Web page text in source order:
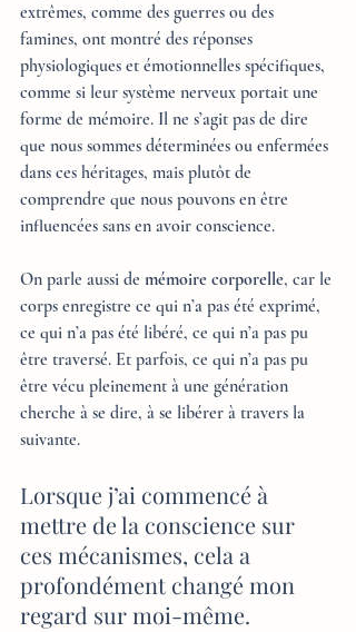
extrêmes, comme des guerres ou des
famines, ont montré des réponses
physiologiques et émotionnelles spécifiques,
comme si leur système nerveux portait une
forme de mémoire. Il ne s’agit pas de dire
que nous sommes déterminées ou enfermées
dans ces héritages, mais plutôt de
comprendre que nous pouvons en être
influencées sans en avoir conscience.
On parle aussi de mémoire corporelle, car le
corps enregistre ce qui n’a pas été exprimé,
ce qui n’a pas été libéré, ce qui n’a pas pu
être traversé. Et parfois, ce qui n’a pas pu
être vécu pleinement à une génération
cherche à se dire, à se libérer à travers la
suivante.
Lorsque j’ai commencé à
mettre de la conscience sur
ces mécanismes, cela a
profondément changé mon
regard sur moi-même.